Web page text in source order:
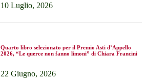
10 Luglio, 2026
Quarto libro selezionato per il Premio Asti d’Appello
2026, “Le querce non fanno limoni” di Chiara Francini
22 Giugno, 2026